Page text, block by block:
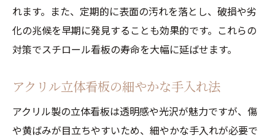
れます。また、定期的に表面の汚れを落とし、破損や劣
化の兆候を早期に発見することも効果的です。これらの
対策でスチロール看板の寿命を大幅に延ばせます。
アクリル立体看板の細やかな手入れ法
アクリル製の立体看板は透明感や光沢が魅力ですが、傷
や黄ばみが目立ちやすいため、細やかな手入れが必要で